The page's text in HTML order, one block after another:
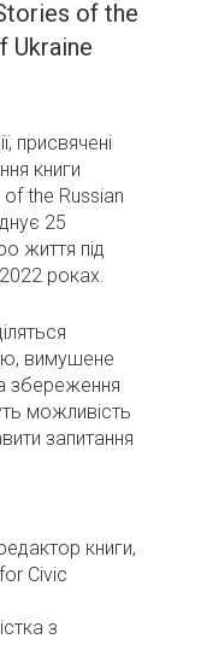
of the
Ukraine
присвячені
книги
the Russian
25
життя під
роках.
вимушене
збереження
можливість
запитання
книги,
Civic
з